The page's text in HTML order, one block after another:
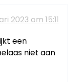
2023 om 15:11
een
niet aan